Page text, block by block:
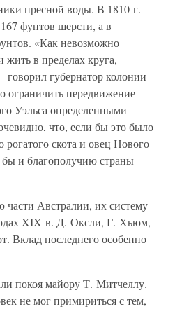
пресной воды. В 1810 г.
фунтов шерсти, а в
«Как невозможно
жить в пределах круга,
говорил губернатор колонии
передвижение
Уэльса определенными
что, если бы это было
скота и овец Нового
и благополучию страны
Австралии, их систему
XIX в. Д. Оксли, Г. Хьюм,
Вклад последнего особенно
покоя майору Т. Митчеллу.
не мог примириться с тем,